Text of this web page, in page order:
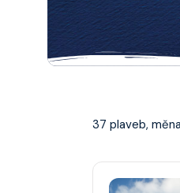
37 plaveb,